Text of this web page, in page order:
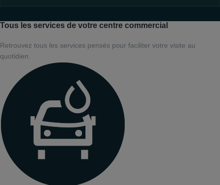
Tous les services de votre centre commercial
Retrouvez tous les services pensés pour faciliter votre visite au
quotidien.